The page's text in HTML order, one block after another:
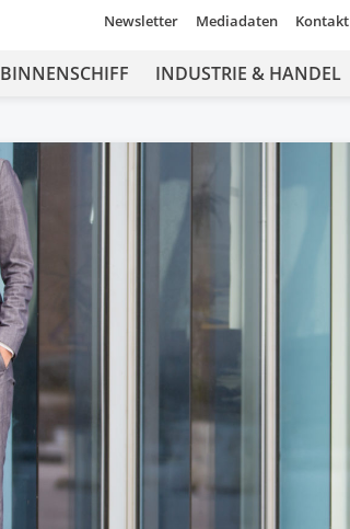
Newsletter Mediadaten Kontakt
BINNENSCHIFF INDUSTRIE & HANDEL